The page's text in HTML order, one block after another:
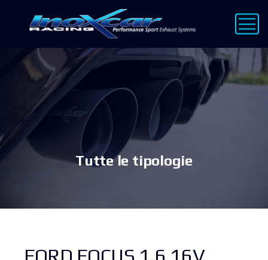
Tutte le tipologie
FORD FOCUS 1.6 16V